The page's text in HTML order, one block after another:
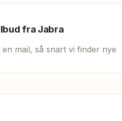
fra Jabra
mail, så snart vi finder nye